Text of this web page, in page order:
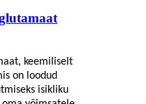
keemiliselt
on loodud
isikliku